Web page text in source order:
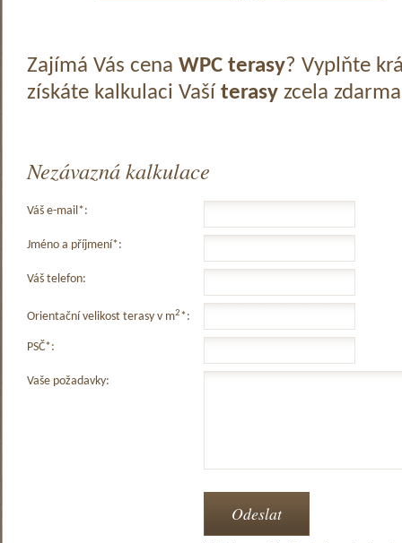
Zajímá Vás cena WPC terasy? Vyplňte
získáte kalkulaci Vaší terasyzcela
Nezávazná kalkulace
Váš e-mail*:
Jméno a příjmení*:
Váš telefon:
Orientační velikost terasy v m2*:
PSČ*:
Vaše požadavky: